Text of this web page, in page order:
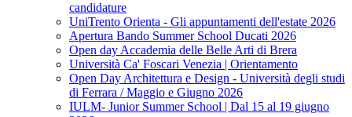
candidature
UniTrento Orienta - Gli appuntamenti dell'estate 2026
Apertura Bando Summer School Ducati 2026
Open day Accademia delle Belle Arti di Brera
Università Ca' Foscari Venezia | Orientamento
Open Day Architettura e Design - Università degli studi
di Ferrara / Maggio e Giugno 2026
IULM- Junior Summer School | Dal 15 al 19 giugno